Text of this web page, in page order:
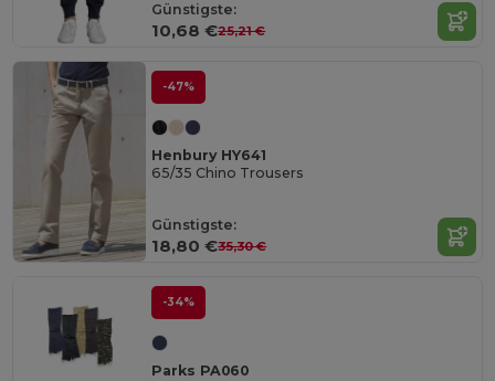
Günstigste:
10,68 €25,21 €
-47%
Henbury HY641
65/35 Chino Trousers
Günstigste:
18,80 €35,30 €
-34%
Parks PA060